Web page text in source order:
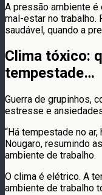
A pressão ambiente
mal-estar no trabalho.
saudável, quando a
Clima tóxico:
tempestade…
Guerra de grupinhos,
estresse e
“Há tempestade no ar,
Nougaro, resumindo
ambiente de trabalho.
O clima é elétrico. A
ambiente de trabalho